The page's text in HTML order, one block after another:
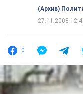
(Архив)
27.11.2008
0